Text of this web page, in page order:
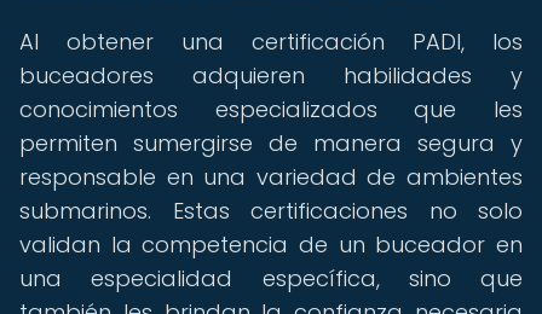
Al obtener una certificación PADI, los
buceadores adquieren habilidades y
conocimientos especializados que les
permiten sumergirse de manera segura y
responsable en una variedad de ambientes
submarinos. Estas certificaciones no solo
validan la competencia de un buceador en
una especialidad específica, sino que